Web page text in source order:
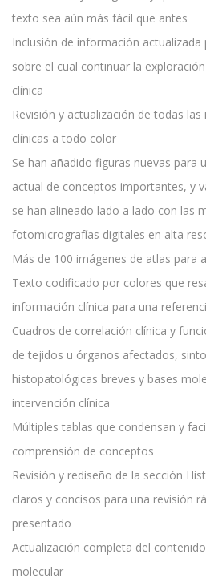
texto sea aún más fácil que antes
Inclusión de información
sobre el cual continuar la
clínica
Revisión y actualización de todas
clínicas a todo color
Se han añadido figuras nuevas para
actual de conceptos importantes, y
se han alineado lado a lado con las
fotomicrografías digitales en alta
Más de 100 imágenes de atlas para
Texto codificado por colores que
información clínica para una
Cuadros de correlación clínica y
de tejidos u órganos afectados,
histopatológicas breves y bases
intervención clínica
Múltiples tablas que condensan y
comprensión de conceptos
Revisión y rediseño de la sección
claros y concisos para una revisión
presentado
Actualización completa del
molecular